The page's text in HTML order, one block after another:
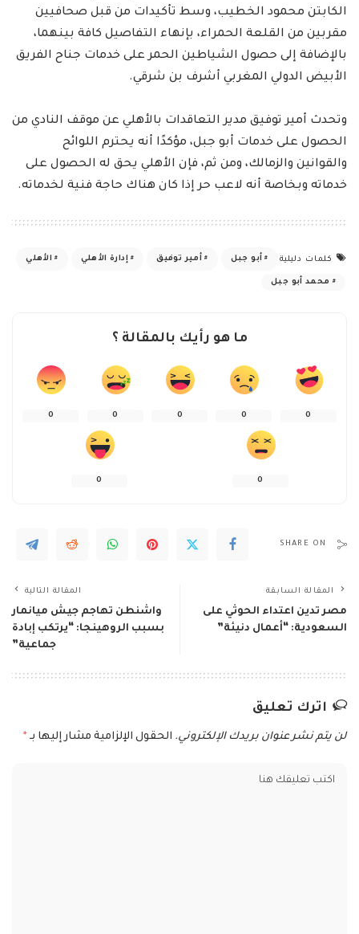
الكابتن محمود الخطيب، وسط تأكيدات من قبل صحافيين
مقربين من القلعة الحمراء، بإنهاء التفاصيل كافة بينهما،
بالإضافة إلى حصول الشياطين الحمر على خدمات جناح الفريق
الأبيض الدولي المغربي أشرف بن شرقي.
وتحدث أمير توفيق مدير التعاقدات بالأهلي عن موقف النادي من
الحصول على خدمات أبو جبل، مؤكدًا أنه يحترم اللوائح
والقوانين والزمالك، ومن ثم، فإن الأهلي يحق له الحصول على
خدماته وبخاصة أنه لاعب حر إذا كان هناك حاجة فنية لخدماته.
كلمات دليلية أبو جبل أمير توفيق إدارة الأهلي الأهلي
محمد أبو جبل
ما هو رأيك بالمقالة ؟
0
0
0
0
0
0
0
SHARE ON
المقالة السابقة
مصر تدين اعتداء الحوثي على
السعودية: “أعمال دنيئة”
المقالة التالية
واشنطن تهاجم جيش ميانمار
بسبب الروهينجا: “يرتكب إبادة
جماعية”
اترك تعليق
لن يتم نشر عنوان بريدك الإلكتروني. الحقول الإلزامية مشار إليها بـ *